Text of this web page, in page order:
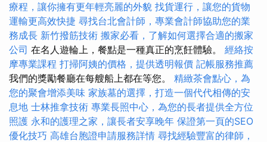
療程，讓你擁有更年輕亮麗的外貌 找貨運行，讓您的貨物
運輸更高效快捷 尋找台北會計師，專業會計師協助您的業
務成長 新竹撥筋技術 搬家必看，了解如何選擇合適的搬家
公司 在名人遊輪上，餐點是一種真正的烹飪體驗。 經絡按
摩專業課程 打掃阿姨的價格，提供透明報價 記帳服務推薦
我們的獎勵餐廳在每艘船上都在等您。 精緻茶會點心，為
您的聚會增添美味 家族墓的選擇，打造一個代代相傳的安
息地 士林推拿技術 專業長照中心，為您的長者提供全方位
照護 永和的護理之家，讓長者安享晚年 保證第一頁的SEO
優化技巧 高雄台胞證申請服務詳情 尋找經驗豐富的律師，